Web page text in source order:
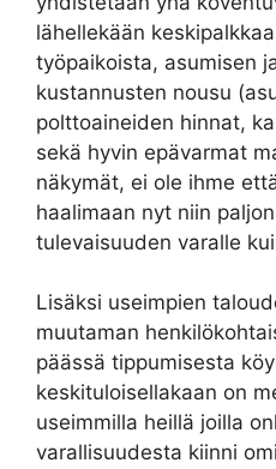
lähellekään
työpaikoista, asumisen
kustannusten nousu
polttoaineiden hinnat,
sekä hyvin epävarmat
näkymät, ei ole ihme
haalimaan nyt niin
tulevaisuuden varalle
Lisäksi useimpien
muutaman
päässä tippumisesta
keskituloisellakaan on
useimmilla heillä joilla
varallisuudesta kiinni